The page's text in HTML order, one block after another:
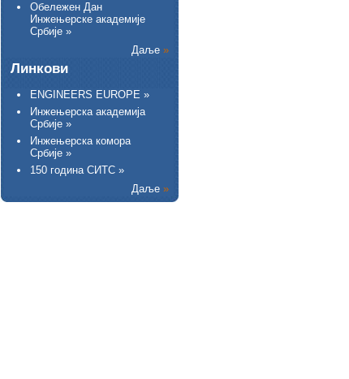
Обележен Дан
Инжењерске академије
Србије »
Даље »
Линкови
ENGINEERS EUROPE »
Инжењерска академија
Србије »
Инжењерска комора
Србије »
150 година СИТС »
Даље »